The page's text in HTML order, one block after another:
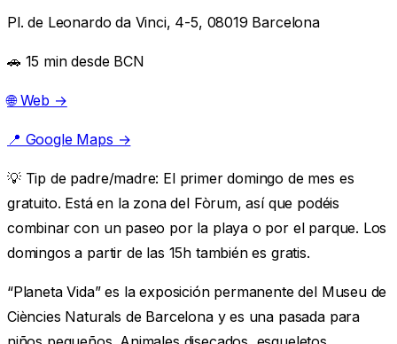
Pl. de Leonardo da Vinci, 4-5, 08019 Barcelona
🚗 15 min desde BCN
🌐 Web →
📍 Google Maps →
💡 Tip de padre/madre: El primer domingo de mes es
gratuito. Está en la zona del Fòrum, así que podéis
combinar con un paseo por la playa o por el parque. Los
domingos a partir de las 15h también es gratis.
“Planeta Vida” es la exposición permanente del Museu de
Ciències Naturals de Barcelona y es una pasada para